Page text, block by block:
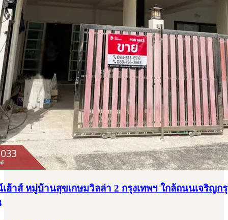
ฮ้าส์ หมู่บ้านสุขเกษมวิลล่า 2 กรุงเทพฯ ใกล้ถนนเจริญก